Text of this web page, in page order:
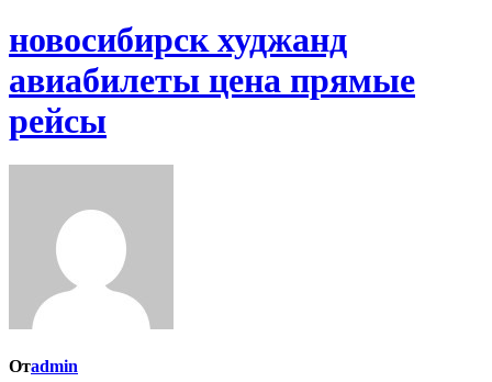
новосибирск худжанд
авиабилеты цена прямые
рейсы
Отadmin